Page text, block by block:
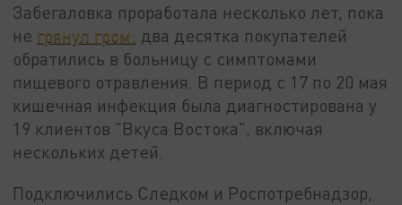
Забегаловка проработала несколько лет, пока
не грянул гром: два десятка покупателей
обратились в больницу с симптомами
пищевого отравления. В период с 17 по 20 мая
кишечная инфекция была диагностирована у
19 клиентов "Вкуса Востока", включая
нескольких детей.
Подключились Следком и Роспотребнадзор,